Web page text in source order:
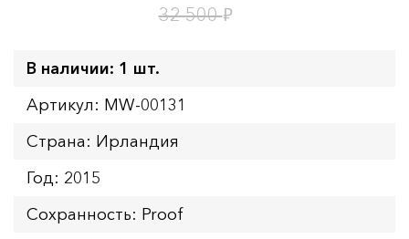
32 500₽
В наличии: 1 шт.
Артикул: MW-00131
Страна: Ирландия
Год: 2015
Сохранность: Proof